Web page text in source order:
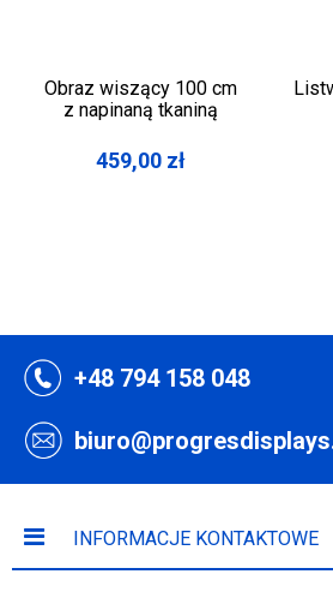
Obraz wiszący 100 cm
z napinaną tkaniną
459,00 zł
+48 794 158 048
INFORMACJE KONTAKTOWE